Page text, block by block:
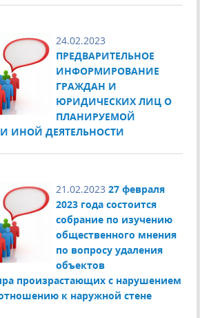
24.02.2023
ПРЕДВАРИТЕЛЬНОЕ
ИНФОРМИРОВАНИЕ
ГРАЖДАН И
ЮРИДИЧЕСКИХ ЛИЦ О
ПЛАНИРУЕМОЙ
ИНОЙ ДЕЯТЕЛЬНОСТИ
21.02.2023 27 февраля
2023 года состоится
собрание по изучению
общественного мнения
по вопросу удаления
объектов
произрастающих с нарушением
к наружной стене